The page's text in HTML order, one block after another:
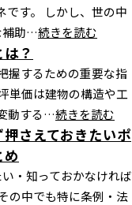
です。 しかし、世の中
補助…続きを読む
？
握するための重要な指
単価は建物の構造や工
動する…続きを読む
さえておきたいポ
・知っておかなければ
の中でも特に条例・法